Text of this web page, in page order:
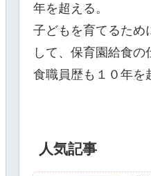
年を超える。
子どもを育てるため
して、保育園給食
食職員歴も１０年を
人気記事